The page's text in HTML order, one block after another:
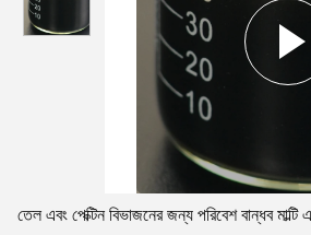
তেল এবং পেক্টিন বিভাজনের জন্য পরিবেশ বান্ধব